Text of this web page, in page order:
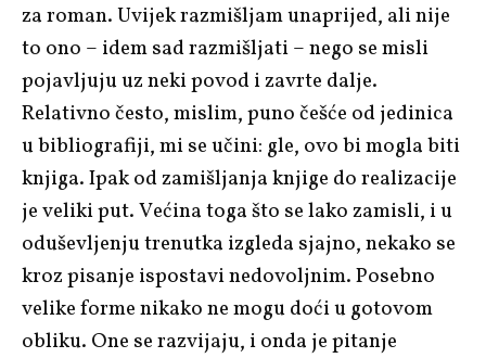
za roman. Uvijek razmišljam unaprijed, ali nije
to ono – idem sad razmišljati – nego se misli
pojavljuju uz neki povod i zavrte dalje.
Relativno često, mislim, puno češće od jedinica
u bibliografiji, mi se učini: gle, ovo bi mogla biti
knjiga. Ipak od zamišljanja knjige do realizacije
je veliki put. Većina toga što se lako zamisli, i u
oduševljenju trenutka izgleda sjajno, nekako se
kroz pisanje ispostavi nedovoljnim. Posebno
velike forme nikako ne mogu doći u gotovom
obliku. One se razvijaju, i onda je pitanje